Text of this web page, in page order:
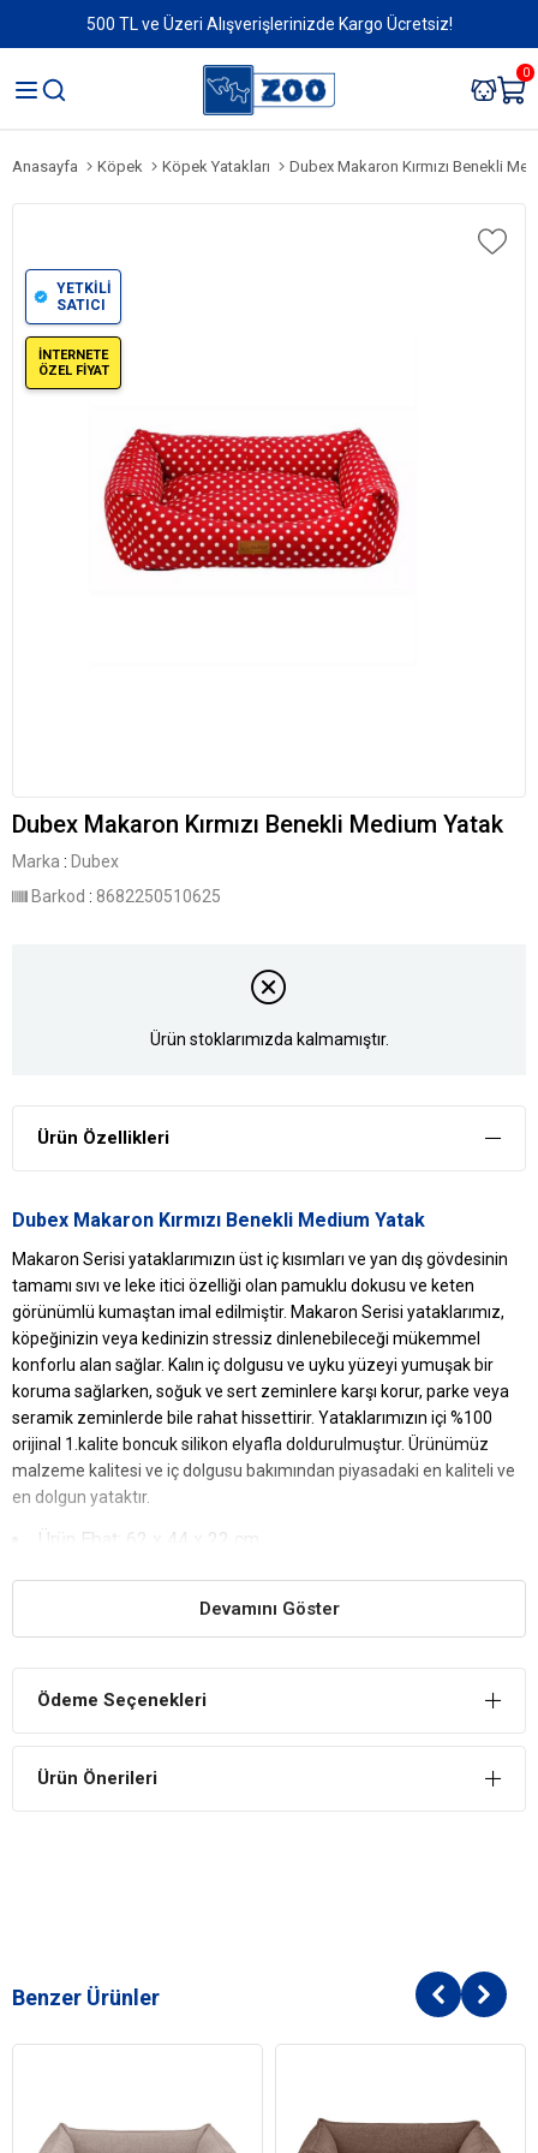
500 TL ve Üzeri Alışverişlerinizde Kargo Ücretsiz!
0
Anasayfa Köpek Köpek Yatakları Dubex Makaron Kırmızı Benekli
YETKİLİ
SATICI
İNTERNETE
ÖZEL FİYAT
Dubex Makaron Kırmızı Benekli Medium Yatak
Marka : Dubex
Barkod : 8682250510625
Ürün stoklarımızda kalmamıştır.
Ürün Özellikleri
Dubex Makaron Kırmızı Benekli Medium Yatak
Makaron Serisi yataklarımızın üst iç kısımları ve yan dış gövdesinin
tamamı sıvı ve leke itici özelliği olan pamuklu dokusu ve keten
görünümlü kumaştan imal edilmiştir. Makaron Serisi yataklarımız,
köpeğinizin veya kedinizin stressiz dinlenebileceği mükemmel
konforlu alan sağlar. Kalın iç dolgusu ve uyku yüzeyi yumuşak bir
koruma sağlarken, soğuk ve sert zeminlere karşı korur, parke veya
seramik zeminlerde bile rahat hissettirir. Yataklarımızın içi %100
orijinal 1.kalite boncuk silikon elyafla doldurulmuştur. Ürünümüz
malzeme kalitesi ve iç dolgusu bakımından piyasadaki en kaliteli ve
en dolgun yataktır.
Ürün Ebat: 62 x 44 x 22 cm
DubexMakaron Kırmızı Benekli MediumYatakYararları
doldurulmuştur.
boyunca herhangi bir rahatsızlık hissi ile karşılaşması mümkün
Devamını Göster
Ödeme Seçenekleri
Ürün Önerileri
Benzer Ürünler